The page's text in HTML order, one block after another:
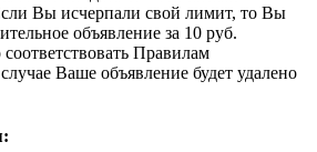
Вы исчерпали свой лимит, то Вы
объявление за 10 руб.
Правилам
Ваше объявление будет удалено